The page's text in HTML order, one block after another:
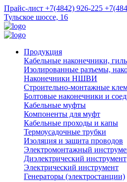
Прайс-лист +7(4842) 926-225
Тульское шоссе, 16
Продукция
Кабельные наконечники,
Изолированные разъемы,
Наконечники НШВИ
Строительно-монтажные
Болтовые наконечники и
Кабельные муфты
Компоненты для муфт
Кабельные проходы и капы
Термоусадочные трубки
Изоляция и защита проводов
Электромонтажный
Диэлектрический инструмент
Электрический инструмент
Генераторы (электростанции)